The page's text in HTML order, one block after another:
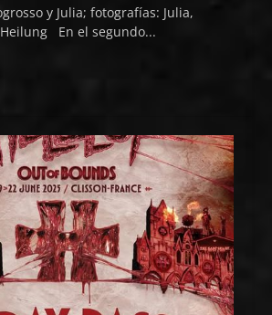
y Julia; fotografías: Julia,
En el segundo...